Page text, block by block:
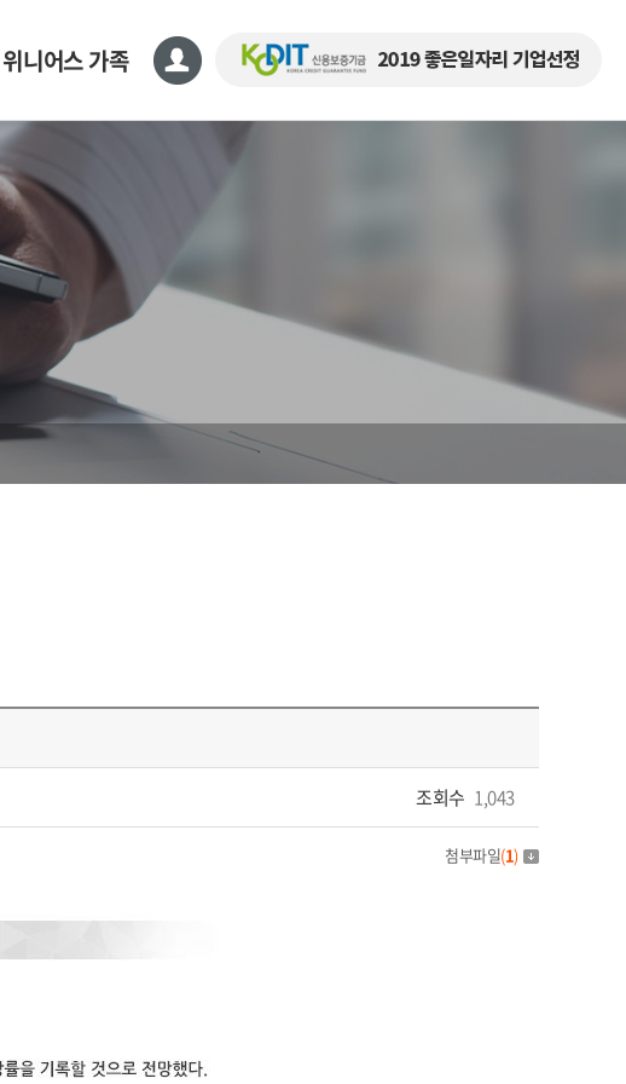
위니어스 가족
나의 급여명세서
재직증명원
원천징수영수증
기타자료요청
조회수 1,043
첨부파일(1)